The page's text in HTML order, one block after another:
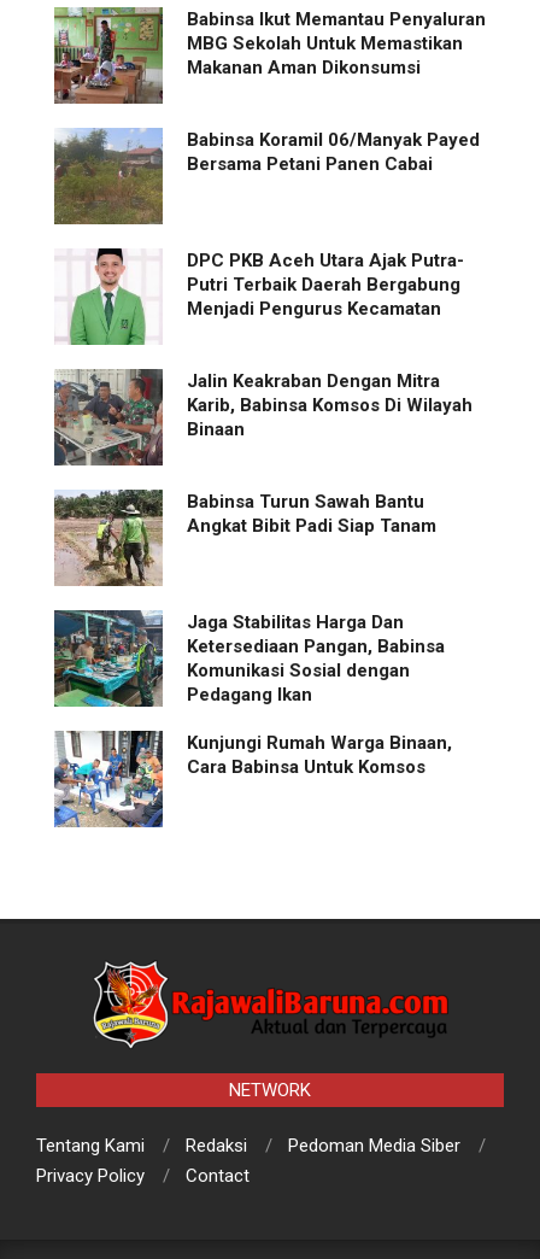
Babinsa Ikut Memantau Penyaluran
MBG Sekolah Untuk Memastikan
Makanan Aman Dikonsumsi
Babinsa Koramil 06/Manyak Payed
Bersama Petani Panen Cabai
‎DPC PKB Aceh Utara Ajak Putra-
Putri Terbaik Daerah Bergabung
Menjadi Pengurus Kecamatan
Jalin Keakraban Dengan Mitra
Karib, Babinsa Komsos Di Wilayah
Binaan
Babinsa Turun Sawah Bantu
Angkat Bibit Padi Siap Tanam
Jaga Stabilitas Harga Dan
Ketersediaan Pangan, Babinsa
Komunikasi Sosial dengan
Pedagang Ikan
Kunjungi Rumah Warga Binaan,
Cara Babinsa Untuk Komsos
NETWORK
Tentang Kami Redaksi
Pedoman Media Siber
Privacy Policy
Contact